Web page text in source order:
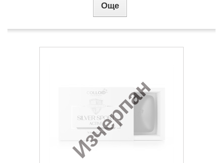
Още
Изчерпан